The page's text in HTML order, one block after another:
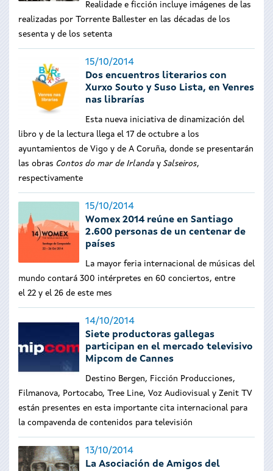
Realidade e ficción incluye imágenes de las
realizadas por Torrente Ballester en las décadas de los
sesenta y de los setenta
15/10/2014
Dos encuentros literarios con
Xurxo Souto y Suso Lista, en Venres
nas librarías
Esta nueva iniciativa de dinamización del
libro y de la lectura llega el 17 de octubre a los
ayuntamientos de Vigo y de A Coruña, donde se presentarán
las obras Contos do mar de Irlanda y Salseiros,
respectivamente
15/10/2014
Womex 2014 reúne en Santiago
2.600 personas de un centenar de
países
La mayor feria internacional de músicas del
mundo contará 300 intérpretes en 60 conciertos, entre
el 22 y el 26 de este mes
14/10/2014
Siete productoras gallegas
participan en el mercado televisivo
Mipcom de Cannes
Destino Bergen, Ficción Producciones,
Filmanova, Portocabo, Tree Line, Voz Audiovisual y Zenit TV
están presentes en esta importante cita internacional para
la compavenda de contenidos para televisión
13/10/2014
La Asociación de Amigos del